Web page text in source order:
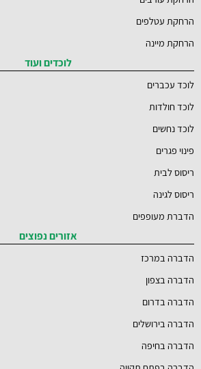
הרחקת עטלפים
הרחקת מיינה
לוכדים ועוד
לוכד עכברים
לוכד חולדות
לוכד נחשים
פינוי פגרים
ריסוס לבית
ריסוס לגינה
הדברת מעופפים
אזורים נפוצים
הדברה במרכז
הדברה בצפון
הדברה בדרום
הדברה בירושלים
הדברה בחיפה